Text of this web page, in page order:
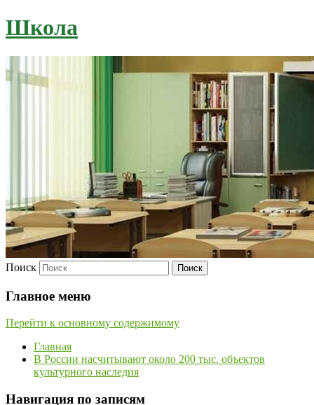
Школа
Поиск
Главное меню
Перейти к основному содержимому
Главная
В России насчитывают около 200 тыс. объектов
культурного наследия
Навигация по записям